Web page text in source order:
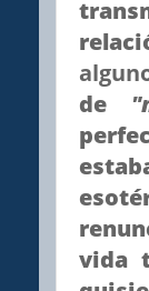
de
vida